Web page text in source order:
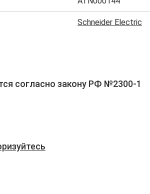
Schneider Electric
согласно закону РФ №2300-1